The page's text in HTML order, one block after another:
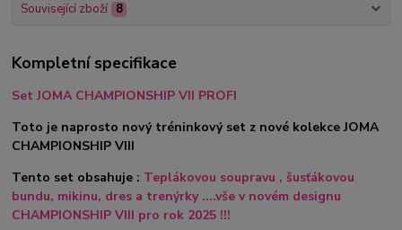
Související zboží 8
Kompletní specifikace
Set JOMA CHAMPIONSHIP VII PROFI
Toto je naprosto nový tréninkový set z nové kolekce JOMA
CHAMPIONSHIP VIII
Tento set obsahuje : Teplákovou soupravu , šusťákovou
bundu, mikinu, dres a trenýrky ....vše v novém designu
CHAMPIONSHIP VIII pro rok 2025 !!!